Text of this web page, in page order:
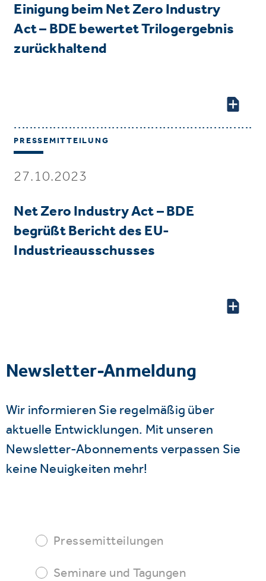
Einigung beim Net Zero Industry
Act – BDE bewertet Trilogergebnis
zurückhaltend
PRESSEMITTEILUNG
27.10.2023
Net Zero Industry Act – BDE
begrüßt Bericht des EU-
Industrieausschusses
Newsletter-Anmeldung
Wir informieren Sie regelmäßig über
aktuelle Entwicklungen. Mit unseren
Newsletter-Abonnements verpassen Sie
keine Neuigkeiten mehr!
Pressemitteilungen
Seminare und Tagungen